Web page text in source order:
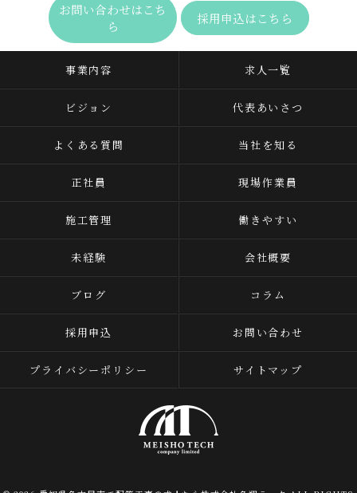
お問い合わせはこち
ら
採用申込はこちら
事業内容 求人一覧
ビジョン 代表あいさつ
よくある質問 当社を知る
正社員 現場作業員
施工管理 働きやすい
未経験 会社概要
ブログ コラム
採用申込 お問い合わせ
プライバシーポリシー サイトマップ